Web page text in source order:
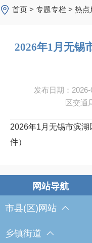
首页 > 专题专栏 > 热点
2026年1月无锡
发布日期：
区交通
2026年1月无锡市滨
件）
市县(区)网站
乡镇街道